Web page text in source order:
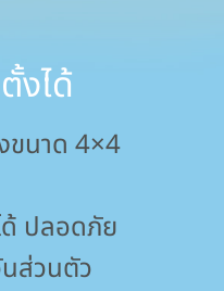
งได้
ขนาด 4×4
ปลอดภัย
ส่วนตัว